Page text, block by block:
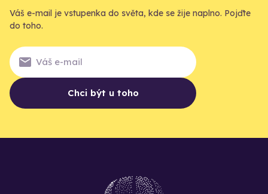
Váš e-mail je vstupenka do světa, kde se žije naplno. Pojďte
do toho.
Chci být u toho